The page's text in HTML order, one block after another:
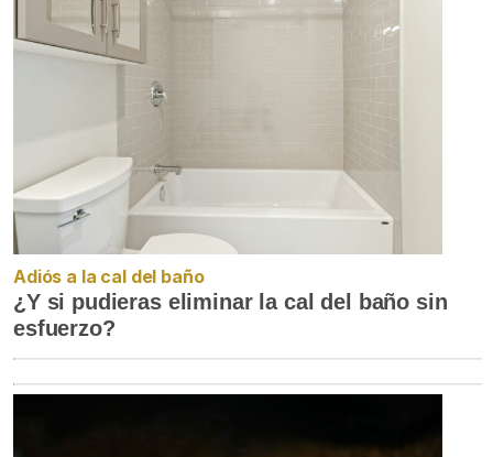
Adiós a la cal del baño
¿Y si pudieras eliminar la cal del baño sin
esfuerzo?